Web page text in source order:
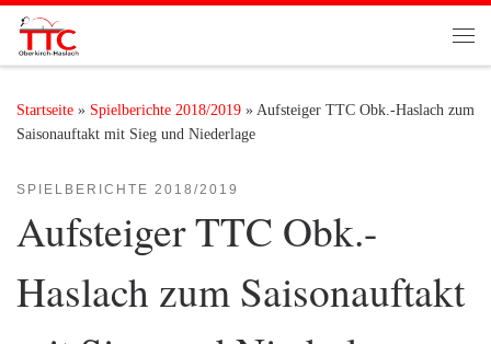
Zum Inhalt springen
Startseite » Spielberichte 2018/2019 »Aufsteiger TTC Obk.-Haslach zum
Saisonauftakt mit Sieg und Niederlage
SPIELBERICHTE 2018/2019
Aufsteiger TTC Obk.-
Haslach zum Saisonauftakt